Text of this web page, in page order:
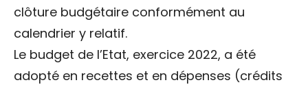
clôture budgétaire conformément au
calendrier y relatif.
Le budget de l’Etat, exercice 2022, a été
adopté en recettes et en dépenses (crédits